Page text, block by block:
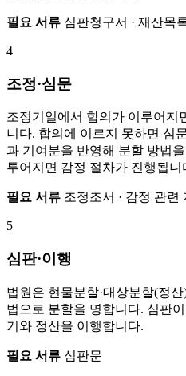
필요 서류 심판청구서 · 재산목
4
조정·심문
조정기일에서 합의가 이루어지
니다. 합의에 이르지 못하면 심
과 기여분을 반영해 분할 방법
투어지면 감정 절차가 진행됩니
필요 서류 조정조서 · 감정 관련
5
심판·이행
법원은 현물분할·대상분할(정
법으로 분할을 명합니다. 심판
기와 정산을 이행합니다.
필요 서류 심판문